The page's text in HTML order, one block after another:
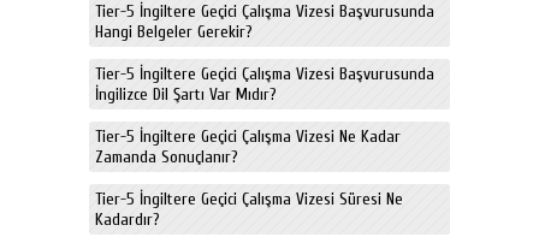
Tier-5 İngiltere Geçici Çalışma Vizesi Başvurusunda
Hangi Belgeler Gerekir?
Tier-5 İngiltere Geçici Çalışma Vizesi Başvurusunda
İngilizce Dil Şartı Var Mıdır?
Tier-5 İngiltere Geçici Çalışma Vizesi Ne Kadar
Zamanda Sonuçlanır?
Tier-5 İngiltere Geçici Çalışma Vizesi Süresi Ne
Kadardır?